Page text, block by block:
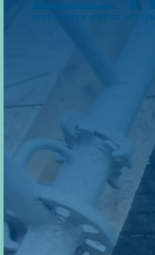
Manuelle, robotisée, mécanisée